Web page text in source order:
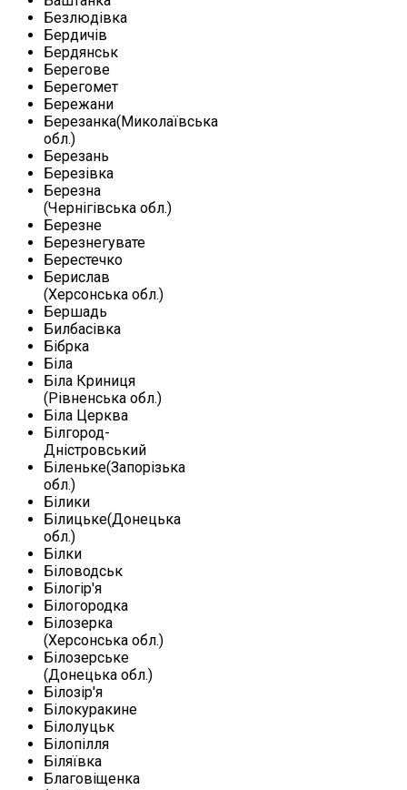
Безлюдівка
Бердичів
Бердянськ
Берегове
Берегомет
Бережани
Березанка(Миколаївська
обл.)
Березань
Березівка
Березна
(Чернігівська обл.)
Березне
Березнегувате
Берестечко
Берислав
(Херсонська обл.)
Бершадь
Билбасівка
Бібрка
Біла
Біла Криниця
(Рівненська обл.)
Біла Церква
Білгород-
Дністровський
Біленьке(Запорізька
обл.)
Білики
Білицьке(Донецька
обл.)
Білки
Біловодськ
Білогір'я
Білогородка
Білозерка
(Херсонська обл.)
Білозерське
(Донецька обл.)
Білозір'я
Білокуракине
Білолуцьк
Білопілля
Біляївка
Благовіщенка